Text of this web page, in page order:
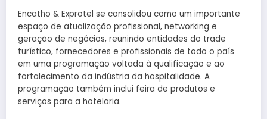
Encatho & Exprotel se consolidou como um importante
espaço de atualização profissional, networking e
geração de negócios, reunindo entidades do trade
turístico, fornecedores e profissionais de todo o país
em uma programação voltada à qualificação e ao
fortalecimento da indústria da hospitalidade. A
programação também inclui feira de produtos e
serviços para a hotelaria.